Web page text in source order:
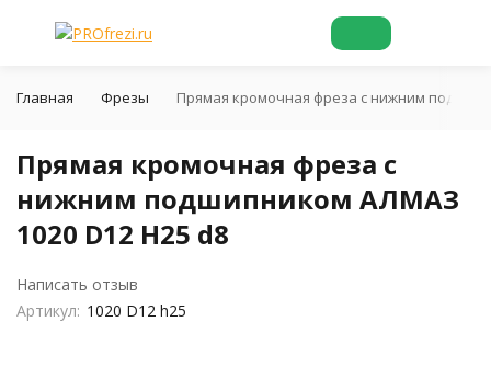
Главная Фрезы Прямая кромочная фреза с нижним
Прямая кромочная фреза с
нижним подшипником АЛМАЗ
1020 D12 H25 d8
Написать отзыв
Артикул: 1020 D12 h25